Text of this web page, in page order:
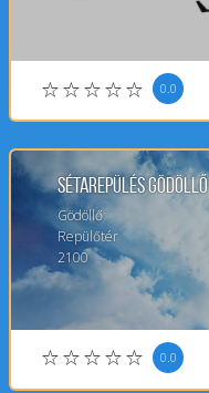
0.0
Sétarepülés Gödöllő
Gödöllő
Repülőtér
2100
0.0